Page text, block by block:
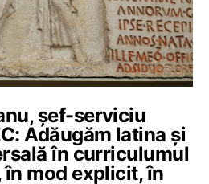
șef-serviciu
Adăugăm latina și
în curriculumul
mod explicit, în